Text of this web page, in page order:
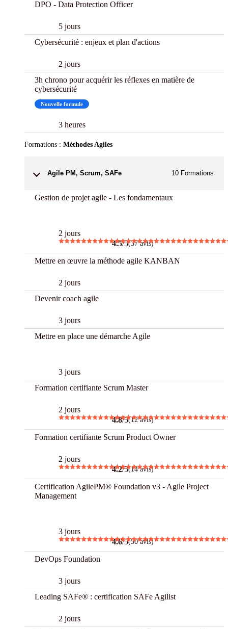
DPO - Data Protection Officer
5 jours
Cybersécurité : enjeux et plan d'actions
2 jours
3h chrono pour acquérir les réflexes en matière de
cybersécurité
Nouvelle formule
3 heures
Formations : Méthodes Agiles
Agile PM, Scrum, SAFe 10 Formations
Gestion de projet agile - Les fondamentaux
2 jours
4.5/5(37 avis)
Mettre en œuvre la méthode agile KANBAN
2 jours
Devenir coach agile
3 jours
Mettre en place une démarche Agile
3 jours
Formation certifiante Scrum Master
2 jours
4.8/5(12 avis)
Formation certifiante Scrum Product Owner
2 jours
4.2/5(14 avis)
Certification AgilePM® Foundation v3 - Agile Project
Management
3 jours
4.6/5(50 avis)
DevOps Foundation
3 jours
Leading SAFe® : certification SAFe Agilist
2 jours